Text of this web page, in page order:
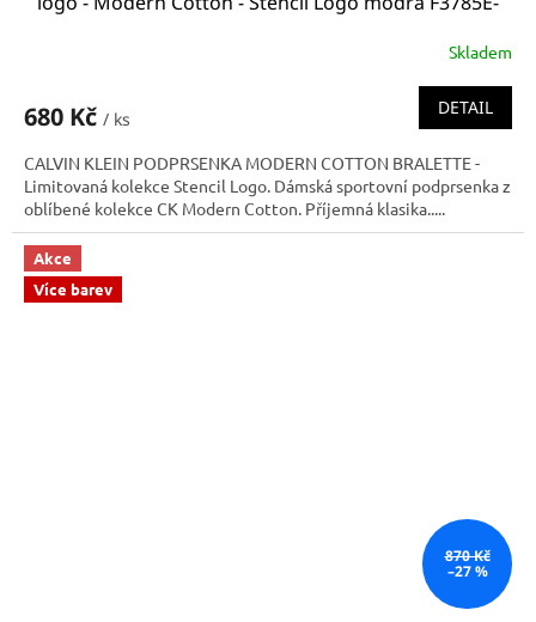
Skladem
680 Kč / ks
DETAIL
CALVIN KLEIN PODPRSENKA MODERN COTTON BRALETTE -
Limitovaná kolekce Stencil Logo. Dámská sportovní podprsenka z
oblíbené kolekce CK Modern Cotton. Příjemná klasika.....
Akce
Více barev
870 Kč
–27 %